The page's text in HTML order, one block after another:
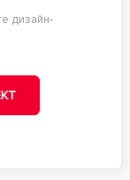
дизайн-